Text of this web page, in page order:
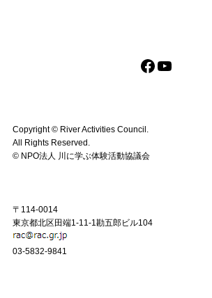
Facebook
YouTube
Copyright ©︎ River Activities Council.
All Rights Reserved.
©︎ NPO法人 川に学ぶ体験活動協議会
〒114-0014
東京都北区田端1-11-1勘五郎ビル104
03-5832-9841